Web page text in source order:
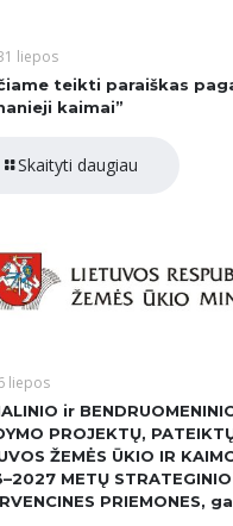
liepos
teikti paraiškas
kaimai”
Skaityti daugiau
liepos
ir
PROJEKTŲ,
ŽEMĖS ŪKIO IR
METŲ
PRIEMONES,